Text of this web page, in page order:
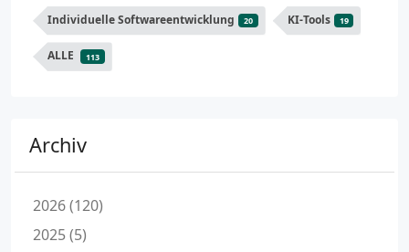
Individuelle Softwareentwicklung 20 KI-Tools 19
ALLE 113
Archiv
2026 (120)
2025 (5)